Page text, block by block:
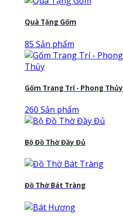
Quà Tặng Gốm
85 Sản phẩm
Gốm Trang Trí - Phong Thủy
260 Sản phẩm
Bộ Đồ Thờ Đầy Đủ
Đồ Thờ Bát Tràng